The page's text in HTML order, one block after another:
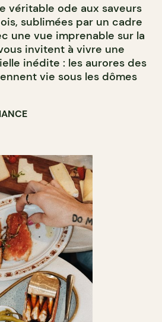
véritable ode aux saveurs
sublimées par un cadre
une vue imprenable sur la
invitent à vivre une
inédite : les aurores des
vie sous les dômes